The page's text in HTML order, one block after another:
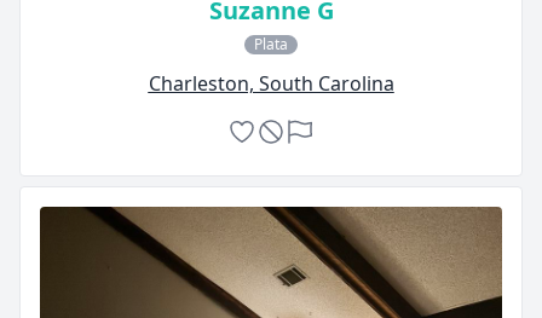
Suzanne G
Plata
Charleston, South Carolina